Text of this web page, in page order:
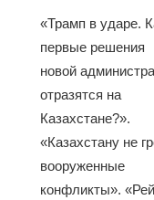
«Трамп в ударе.
первые решения
новой
отразятся на
Казахстане?».
«Казахстану не
вооруженные
конфликты».